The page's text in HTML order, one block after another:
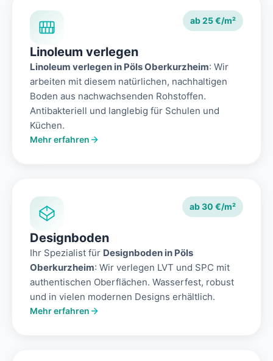
ab 25 €/m²
Linoleum verlegen
Linoleum verlegen in Pöls Oberkurzheim: Wir
arbeiten mit diesem natürlichen, nachhaltigen
Boden aus nachwachsenden Rohstoffen.
Antibakteriell und langlebig für Schulen und
Küchen.
Mehr erfahren
ab 30 €/m²
Designboden
Ihr Spezialist für Designboden in Pöls
Oberkurzheim: Wir verlegen LVT und SPC mit
authentischen Oberflächen. Wasserfest, robust
und in vielen modernen Designs erhältlich.
Mehr erfahren